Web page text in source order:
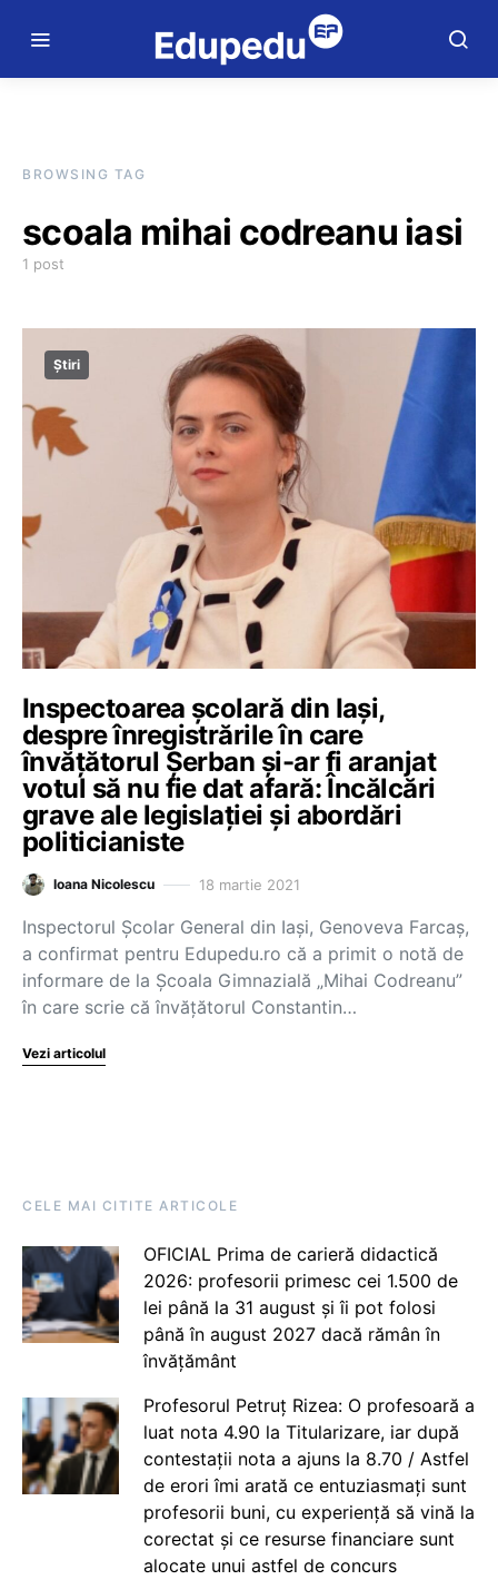
BROWSING TAG
scoala mihai codreanu iasi
1 post
Știri
Inspectoarea școlară din Iași,
despre înregistrările în care
învățătorul Șerban și-ar fi aranjat
votul să nu fie dat afară: Încălcări
grave ale legislației și abordări
politicianiste
Ioana Nicolescu 18 martie 2021
Inspectorul Școlar General din Iași, Genoveva Farcaș,
a confirmat pentru Edupedu.ro că a primit o notă de
informare de la Școala Gimnazială „Mihai Codreanu”
în care scrie că învățătorul Constantin…
Vezi articolul
CELE MAI CITITE ARTICOLE
OFICIAL Prima de carieră didactică
2026: profesorii primesc cei 1.500 de
lei până la 31 august și îi pot folosi
până în august 2027 dacă rămân în
învățământ
Profesorul Petruț Rizea: O profesoară a
luat nota 4.90 la Titularizare, iar după
contestații nota a ajuns la 8.70 / Astfel
de erori îmi arată ce entuziasmați sunt
profesorii buni, cu experiență să vină la
corectat și ce resurse financiare sunt
alocate unui astfel de concurs